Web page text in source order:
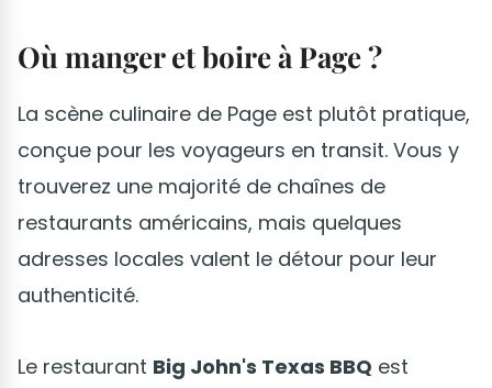
Où manger et boire à Page ?
La scène culinaire de Page est plutôt pratique,
conçue pour les voyageurs en transit. Vous y
trouverez une majorité de chaînes de
restaurants américains, mais quelques
adresses locales valent le détour pour leur
authenticité.
Le restaurant Big John's Texas BBQ est